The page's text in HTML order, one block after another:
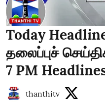
Today
தலைப்புச்
7 PM
thanthitv